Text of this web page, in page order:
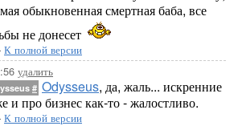
обыкновенная смертная баба, все
не донесет
К полной версии
удалить
# Odysseus, да, жаль... искренние
и про бизнес как-то - жалостливо.
К полной версии